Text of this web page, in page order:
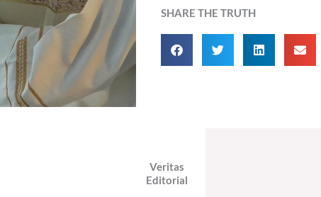
SHARE THE TRUTH
Veritas
Editorial